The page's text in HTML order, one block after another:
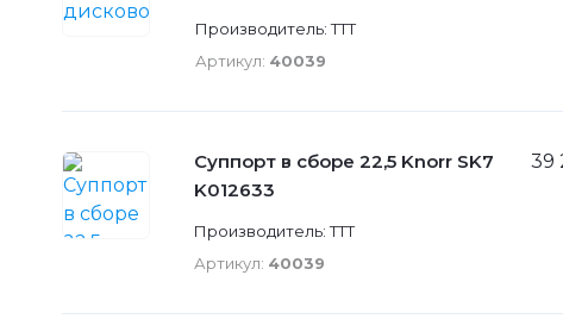
Производитель: TTT
Артикул: 40039
Суппорт в сборе 22,5 Knorr SK7
K012633
Производитель: TTT
Артикул: 40039
39